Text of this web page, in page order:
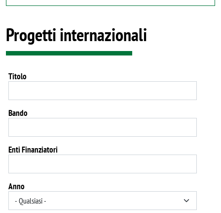
Progetti internazionali
Titolo
Bando
Enti Finanziatori
Anno